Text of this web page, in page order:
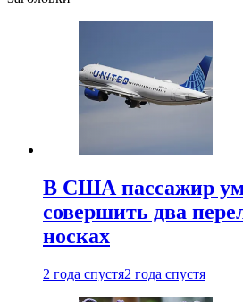
В США пассажир
совершить два
носках
2 года спустя2 года спустя